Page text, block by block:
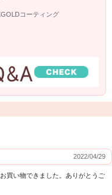
コーティング
2022/04/29
買い物できました。ありがとうご